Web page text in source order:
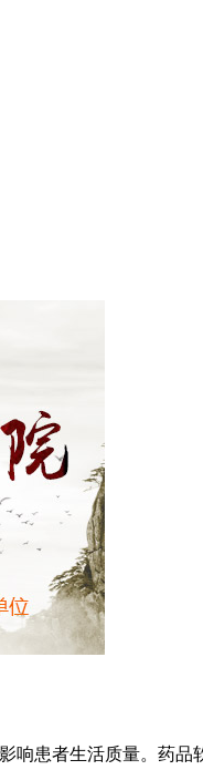
患者生活质量。药